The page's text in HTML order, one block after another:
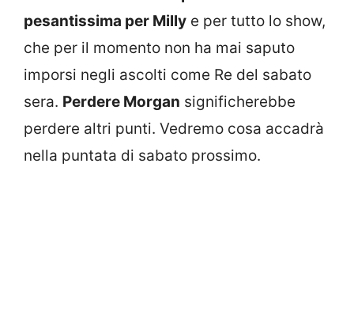
pesantissima per Milly e per tutto lo show,
che per il momento non ha mai saputo
imporsi negli ascolti come Re del sabato
sera. Perdere Morgan significherebbe
perdere altri punti. Vedremo cosa accadrà
nella puntata di sabato prossimo.